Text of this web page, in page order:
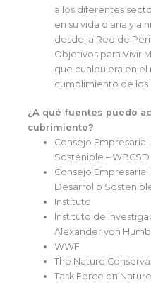
a los diferentes
en su vida diaria y a
desde la Red de
Objetivos para Vivir
que cualquiera en el
cumplimiento de los
¿A qué fuentes puedo
cubrimiento?
Consejo
Sostenible – WBCSD
Consejo
Desarrollo
Instituto
Instituto de
Alexander von
WWF
The Nature
Task Force on